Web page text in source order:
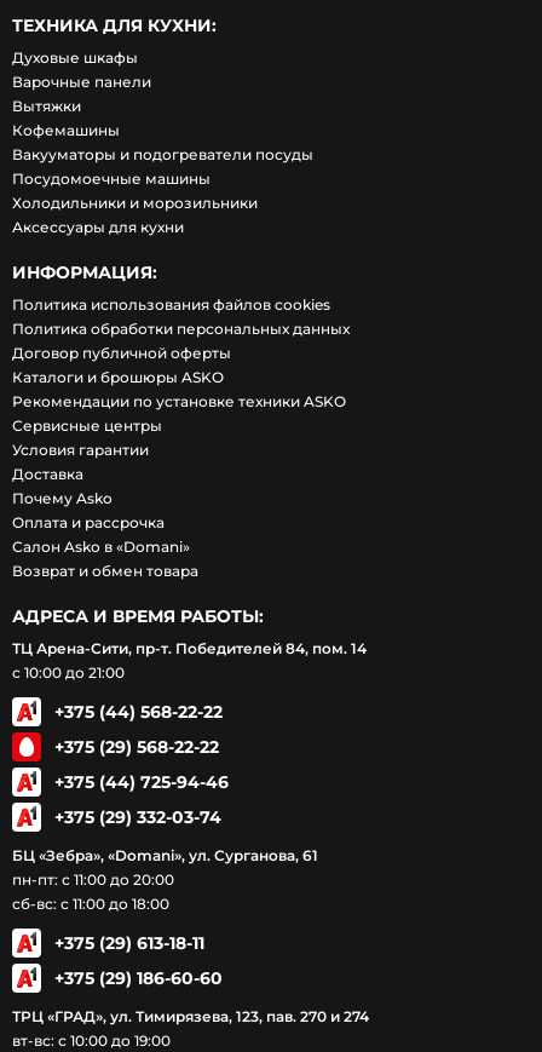
ТЕХНИКА ДЛЯ КУХНИ:
Духовые шкафы
Варочные панели
Вытяжки
Кофемашины
Вакууматоры и подогреватели посуды
Посудомоечные машины
Холодильники и морозильники
Аксессуары для кухни
ИНФОРМАЦИЯ:
Политика использования файлов cookies
Политика обработки персональных данных
Договор публичной оферты
Каталоги и брошюры ASKO
Рекомендации по установке техники ASKO
Сервисные центры
Условия гарантии
Доставка
Почему Asko
Оплата и рассрочка
Салон Asko в «Domani»
Возврат и обмен товара
АДРЕСА И ВРЕМЯ РАБОТЫ:
ТЦ Арена-Сити, пр-т. Победителей 84, пом. 14
с 10:00 до 21:00
+375 (44) 568-22-22
+375 (29) 568-22-22
+375 (44) 725-94-46
+375 (29) 332-03-74
БЦ «Зебра», «Domani», ул. Сурганова, 61
пн-пт: с 11:00 до 20:00
сб-вс: с 11:00 до 18:00
+375 (29) 613-18-11
+375 (29) 186-60-60
ТРЦ «ГРАД», ул. Тимирязева, 123, пав. 270 и 274
вт-вс: с 10:00 до 19:00